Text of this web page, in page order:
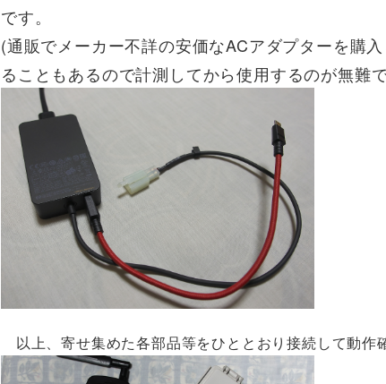
です。
(通販でメーカー不詳の安価なACアダプターを購
ることもあるので計測してから使用するのが無難
以上、寄せ集めた各部品等をひととおり接続して動作